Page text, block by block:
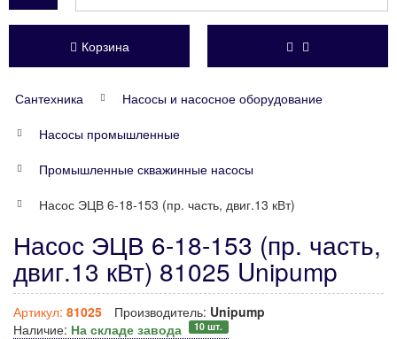
Корзина
Сантехника
Насосы и насосное оборудование
Насосы промышленные
Промышленные скважинные насосы
Насос ЭЦВ 6-18-153 (пр. часть, двиг.13 кВт)
Насос ЭЦВ 6-18-153 (пр. часть,
двиг.13 кВт) 81025 Unipump
Артикул: 81025 Производитель: Unipump
Наличие: На складе завода 10 шт.